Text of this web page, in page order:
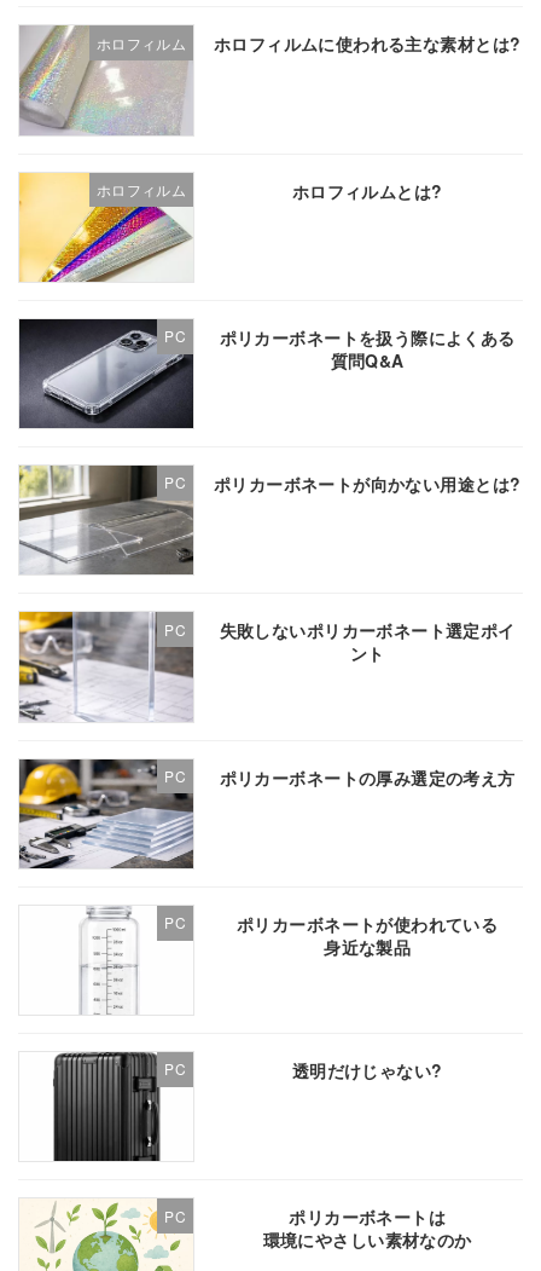
ホロフィルム ホロフィルムに使われる主な素材とは?
ホロフィルム ホロフィルムとは?
PC
ポリカーボネートを扱う際によくある
質問Q&A
PC ポリカーボネートが向かない用途とは?
PC
失敗しないポリカーボネート選定ポイ
ント
PC ポリカーボネートの厚み選定の考え方
PC
ポリカーボネートが使われている
身近な製品
PC 透明だけじゃない?
PC
ポリカーボネートは
環境にやさしい素材なのか